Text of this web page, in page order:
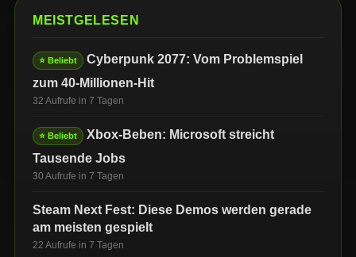
MEISTGELESEN
⭐ Beliebt
Cyberpunk 2077: Vom Problemspiel
zum 40-Millionen-Hit
32 Aufrufe in 7 Tagen
⭐ Beliebt
Xbox-Beben: Microsoft streicht
Tausende Jobs
30 Aufrufe in 7 Tagen
Steam Next Fest: Diese Demos werden gerade
am meisten gespielt
22 Aufrufe in 7 Tagen